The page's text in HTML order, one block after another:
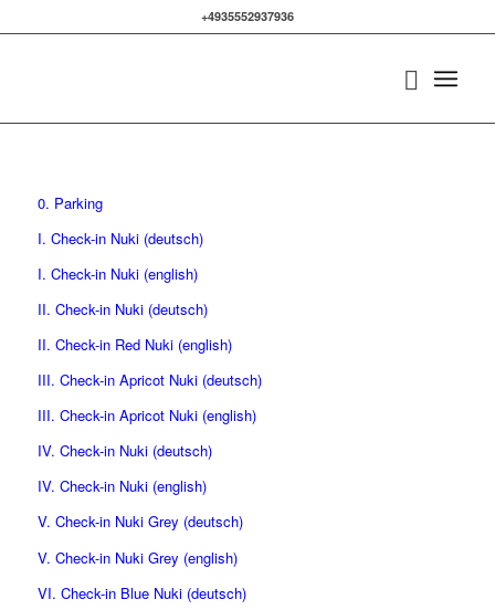
+4935552937936
0. Parking
I. Check-in Nuki (deutsch)
I. Check-in Nuki (english)
II. Check-in Nuki (deutsch)
II. Check-in Red Nuki (english)
III. Check-in Apricot Nuki (deutsch)
III. Check-in Apricot Nuki (english)
IV. Check-in Nuki (deutsch)
IV. Check-in Nuki (english)
V. Check-in Nuki Grey (deutsch)
V. Check-in Nuki Grey (english)
VI. Check-in Blue Nuki (deutsch)